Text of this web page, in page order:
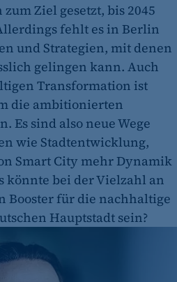
Ziel gesetzt, bis 2045
fehlt es in Berlin
und Strategien, mit denen
gelingen kann. Auch
Transformation ist
die ambitionierten
Es sind also neue Wege
wie Stadtentwicklung,
Smart City mehr Dynamik
könnte bei der Vielzahl an
Booster für die nachhaltige
Hauptstadt sein?